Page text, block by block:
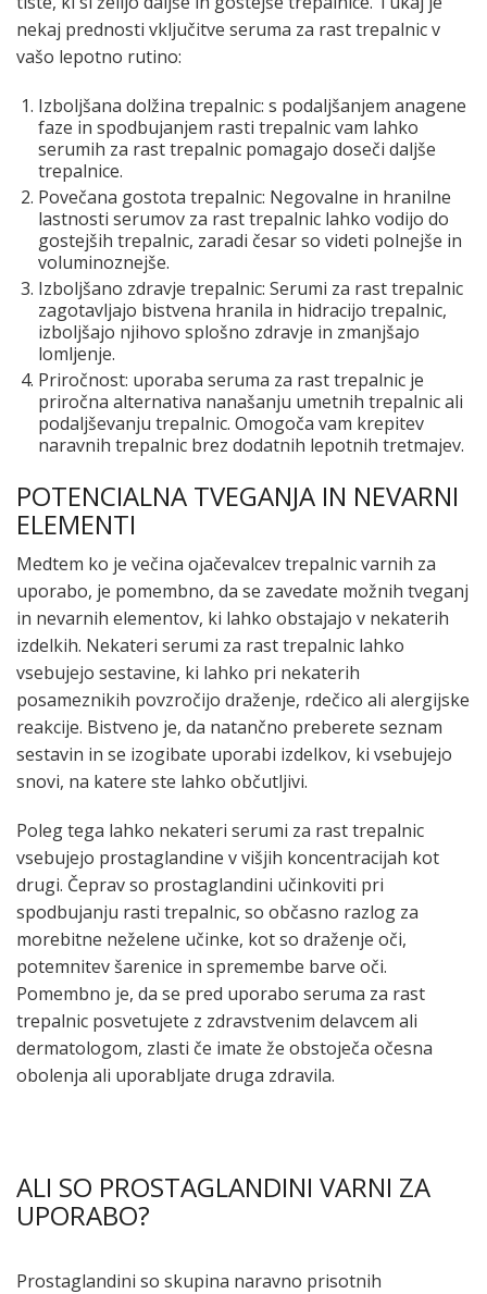
nekaj prednosti vključitve seruma za rast trepalnic v
vašo lepotno rutino:
Izboljšana dolžina trepalnic: s podaljšanjem anagene
faze in spodbujanjem rasti trepalnic vam lahko
serumih za rast trepalnic pomagajo doseči daljše
trepalnice.
Povečana gostota trepalnic: Negovalne in hranilne
lastnosti serumov za rast trepalnic lahko vodijo do
gostejših trepalnic, zaradi česar so videti polnejše in
voluminoznejše.
Izboljšano zdravje trepalnic: Serumi za rast trepalnic
zagotavljajo bistvena hranila in hidracijo trepalnic,
izboljšajo njihovo splošno zdravje in zmanjšajo
lomljenje.
Priročnost: uporaba seruma za rast trepalnic je
priročna alternativa nanašanju umetnih trepalnic ali
podaljševanju trepalnic. Omogoča vam krepitev
naravnih trepalnic brez dodatnih lepotnih tretmajev.
POTENCIALNA TVEGANJA IN NEVARNI
ELEMENTI
Medtem ko je večina ojačevalcev trepalnic varnih za
uporabo, je pomembno, da se zavedate možnih tveganj
in nevarnih elementov, ki lahko obstajajo v nekaterih
izdelkih. Nekateri serumi za rast trepalnic lahko
vsebujejo sestavine, ki lahko pri nekaterih
posameznikih povzročijo draženje, rdečico ali alergijske
reakcije. Bistveno je, da natančno preberete seznam
sestavin in se izogibate uporabi izdelkov, ki vsebujejo
snovi, na katere ste lahko občutljivi.
Poleg tega lahko nekateri serumi za rast trepalnic
vsebujejo prostaglandine v višjih koncentracijah kot
drugi. Čeprav so prostaglandini učinkoviti pri
spodbujanju rasti trepalnic, so občasno razlog za
morebitne neželene učinke, kot so draženje oči,
potemnitev šarenice in spremembe barve oči.
Pomembno je, da se pred uporabo seruma za rast
trepalnic posvetujete z zdravstvenim delavcem ali
dermatologom, zlasti če imate že obstoječa očesna
obolenja ali uporabljate druga zdravila.
ALI SO PROSTAGLANDINI VARNI ZA
UPORABO?
Prostaglandini so skupina naravno prisotnih